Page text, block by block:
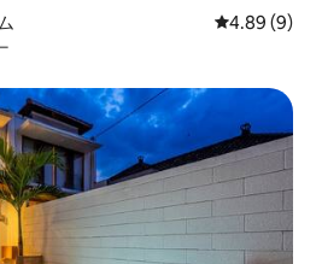
レビュー9件
4.89 (9)